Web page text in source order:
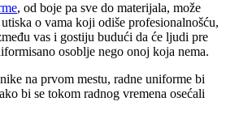
, od boje pa sve do materijala, može
o vama koji odiše profesionalnošću,
vas i gostiju budući da će ljudi pre
osoblje nego onoj koja nema.
na prvom mestu, radne uniforme bi
bi se tokom radnog vremena osećali